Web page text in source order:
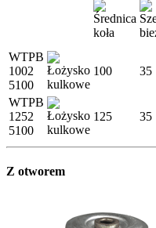
WTPB
1002
5100
100 35
WTPB
1252
5100
125 35
Z otworem